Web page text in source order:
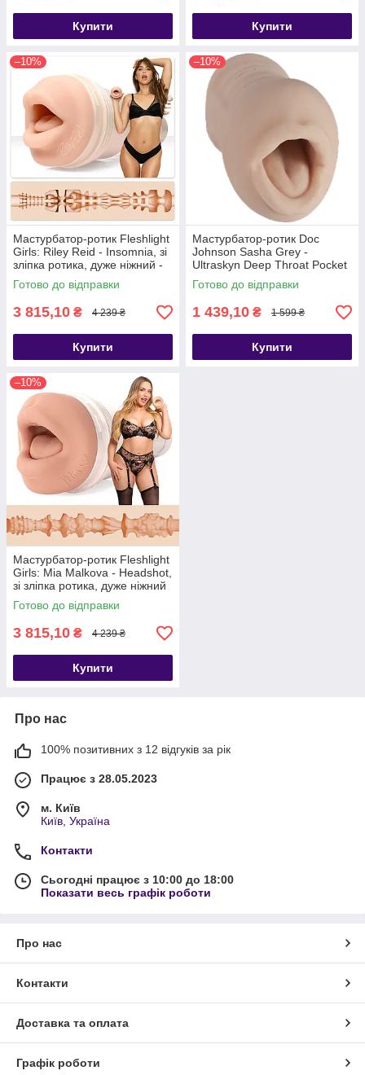
Купити Купити
–10%
Мастурбатор-ротик Fleshlight
Girls: Riley Reid - Insomnia, зі
зліпка ротика, дуже ніжний -
SX2444
Готово до відправки
3 815,10 ₴ 4 239 ₴
Купити
–10%
Мастурбатор-ротик Doc
Johnson Sasha Grey -
Ultraskyn Deep Throat Pocket
Pal, Телесный - SO1587
Готово до відправки
1 439,10 ₴ 1 599 ₴
Купити
–10%
Мастурбатор-ротик Fleshlight
Girls: Mia Malkova - Headshot,
зі зліпка ротика, дуже ніжний
- SX3948
Готово до відправки
3 815,10 ₴ 4 239 ₴
Купити
Про нас
100% позитивних з 12 відгуків за рік
Працює з 28.05.2023
м. Київ
Київ, Україна
Контакти
Сьогодні працює з 10:00 до 18:00
Показати весь графік роботи
Про нас
Контакти
Доставка та оплата
Графік роботи